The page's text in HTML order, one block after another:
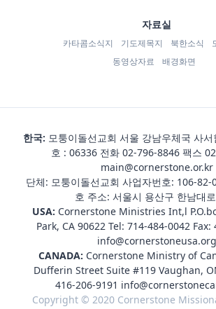
자료실
카타콤소식지 기도제목지 북한소식
동영상자료
배경화면
한국: 모퉁이돌선교회 서울 강남우체국 사
호 : 06336 전화 02-796-8846 팩스
main@cornerstone.or.kr
단체: 모퉁이돌선교회 사업자번호: 106-82-
호 주소: 서울시 용산구 한남대
USA: Cornerstone Ministries Int,l
Park, CA 90622 Tel: 714-484-0042 Fax:
info@cornerstoneusa.org
CANADA: Cornerstone Ministry of
Dufferin Street Suite #119 Vaughan,
416-206-9191
Copyright © 2020 Cornerstone